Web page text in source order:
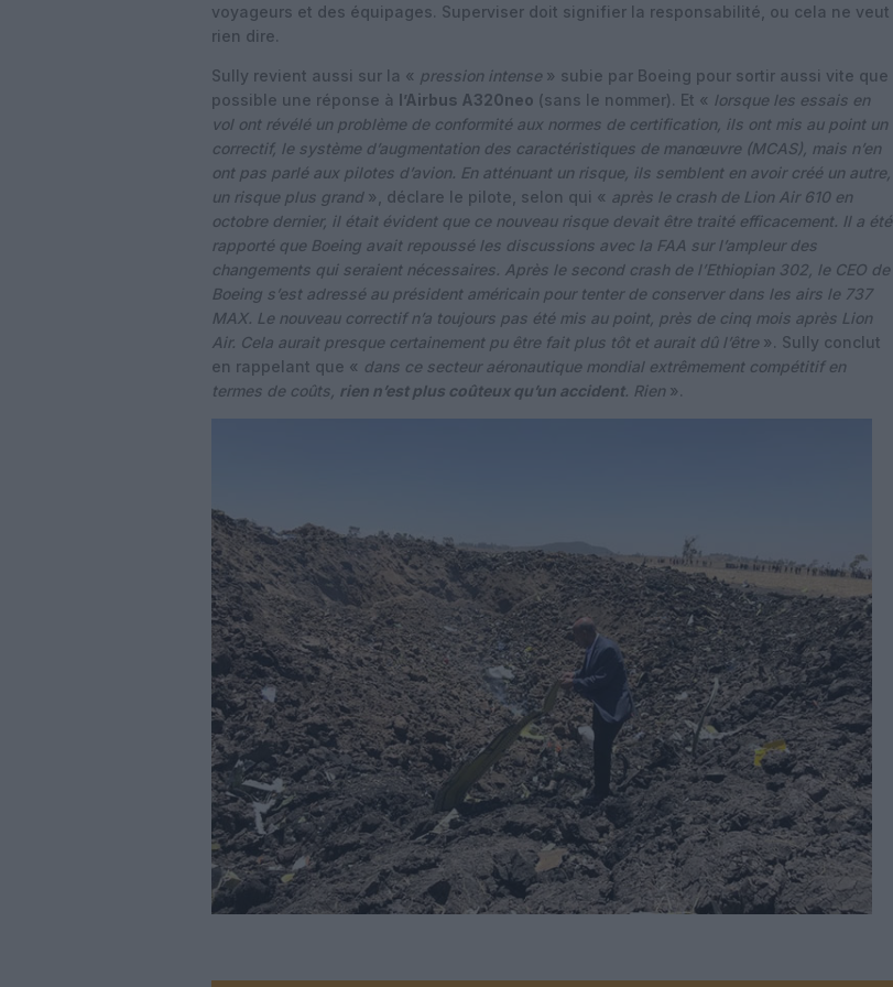
voyageurs et des équipages. Superviser doit signifier la responsabilité, ou cela ne veut
rien dire.
Sully revient aussi sur la « pression intense » subie par Boeing pour sortir aussi vite que
possible une réponse à l’Airbus A320neo (sans le nommer). Et « lorsque les essais en
vol ont révélé un problème de conformité aux normes de certification, ils ont mis au point un
correctif, le système d’augmentation des caractéristiques de manœuvre (MCAS), mais n’en
ont pas parlé aux pilotes d’avion. En atténuant un risque, ils semblent en avoir créé un autre,
un risque plus grand», déclare le pilote, selon qui « après le crash de Lion Air 610 en
octobre dernier, il était évident que ce nouveau risque devait être traité efficacement. Il a été
rapporté que Boeing avait repoussé les discussions avec la FAA sur l’ampleur des
changements qui seraient nécessaires. Après le second crash de l’Ethiopian 302, le CEO de
Boeing s’est adressé au président américain pour tenter de conserver dans les airs le 737
MAX. Le nouveau correctif n’a toujours pas été mis au point, près de cinq mois après Lion
Air. Cela aurait presque certainement pu être fait plus tôt et aurait dû l’être ». Sully conclut
en rappelant que « dans ce secteur aéronautique mondial extrêmement compétitif en
termes de coûts, rien n’est plus coûteux qu’un accident. Rien ».